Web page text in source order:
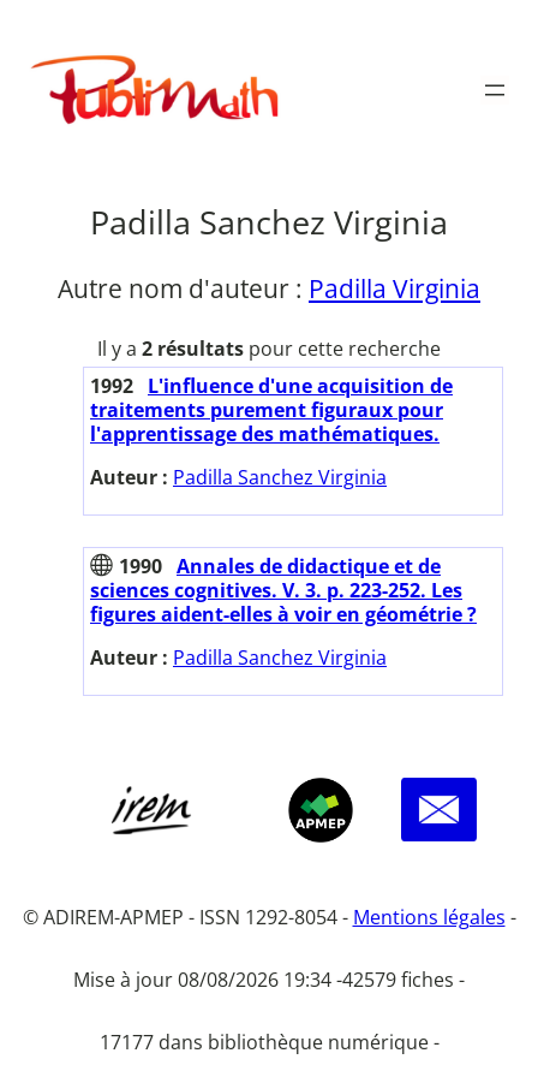
contenu
Publimath
Padilla Sanchez Virginia
Autre nom d'auteur : Padilla Virginia
Il y a 2 résultats pour cette recherche
1992 L'influence d'une acquisition de
traitements purement figuraux pour
l'apprentissage des mathématiques.
Auteur : Padilla Sanchez Virginia
1990 Annales de didactique et de
sciences cognitives. V. 3. p. 223-252. Les
figures aident-elles à voir en géométrie ?
Auteur : Padilla Sanchez Virginia
© ADIREM-APMEP - ISSN 1292-8054 - Mentions légales -
Mise à jour 08/08/2026 19:34 -42579 fiches -
17177 dans bibliothèque numérique -